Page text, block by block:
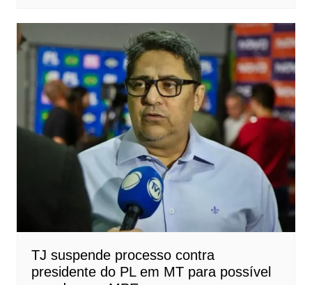
TJ suspende processo contra
presidente do PL em MT para possível